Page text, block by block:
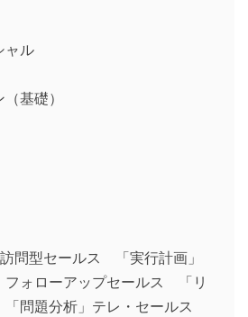
ャル
基礎）
問型セールス 「実行計画」
フォローアップセールス 「リ
問題分析」テレ・セールス